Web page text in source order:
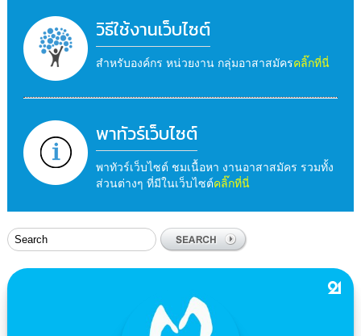
วิธีใช้งานเว็บไซต์
สำหรับองค์กร หน่วยงาน กลุ่มอาสาสมัครคลิ๊กที่นี่
พาทัวร์เว็บไซต์
พาทัวร์เว็บไซต์ ชมเนื้อหา งานอาสาสมัคร รวมทั้ง
ส่วนต่างๆ ที่มีในเว็บไซต์คลิ๊กที่นี่